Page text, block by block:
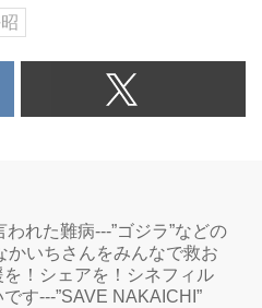
ったクラウドファンディング
トです。 DONATE NOW !
われた難病---”ゴジラ”などの
かいちさんをみんなで救お
を！シェアを！シネフィル
す---”SAVE NAKAICHI”